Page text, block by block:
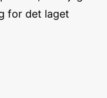
for det laget